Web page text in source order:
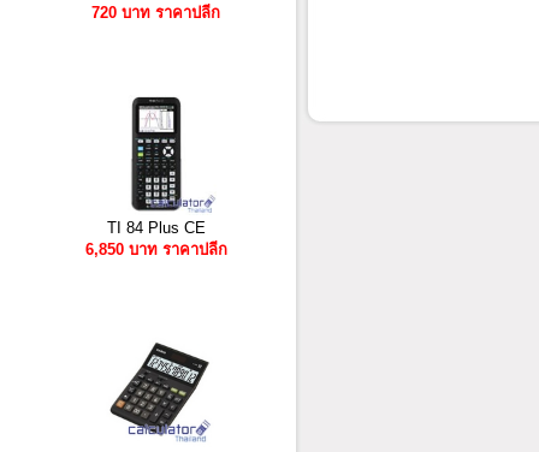
720 บาท ราคาปลีก
TI 84 Plus CE
6,850 บาท ราคาปลีก